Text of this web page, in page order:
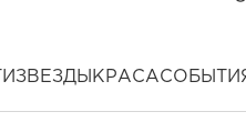
ЗВЕЗДЫ КРАСА